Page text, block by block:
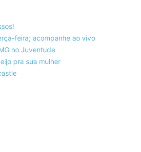
feira; acompanhe ao vivo
no Juventude
pra sua mulher